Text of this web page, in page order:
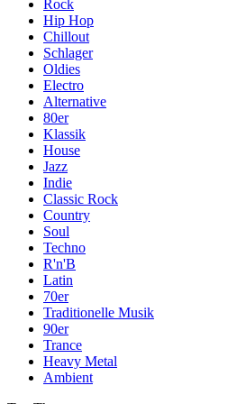
Rock
Hip Hop
Chillout
Schlager
Oldies
Electro
Alternative
80er
Klassik
House
Jazz
Indie
Classic Rock
Country
Soul
Techno
R'n'B
Latin
70er
Traditionelle Musik
90er
Trance
Heavy Metal
Ambient